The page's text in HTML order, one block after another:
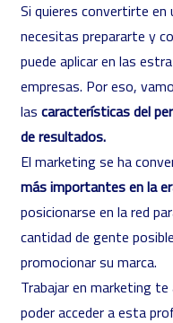
Si quieres convertirte
necesitas prepararte y
puede aplicar en las
empresas. Por eso,
las características del
de resultados.
El marketing se ha
más importantes en la
posicionarse en la red
cantidad de gente
promocionar su marca.
Trabajar en marketing
poder acceder a esta